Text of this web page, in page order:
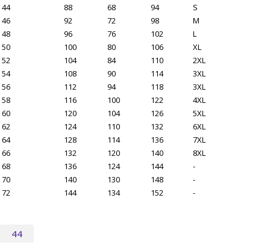
44
88 68 94
S
46
92 72 98
M
48
96 76 102
L
50
100 80 106
XL
52
104 84 110
2XL
54
108 90 114
3XL
56
112 94 118
3XL
58
116 100 122
4XL
60
120 104 126
5XL
62
124 110 132
6XL
64
128 114 136
7XL
66
132 120 140
8XL
68
136 124 144
-
70
140 130 148
-
72
144 134 152 -
44